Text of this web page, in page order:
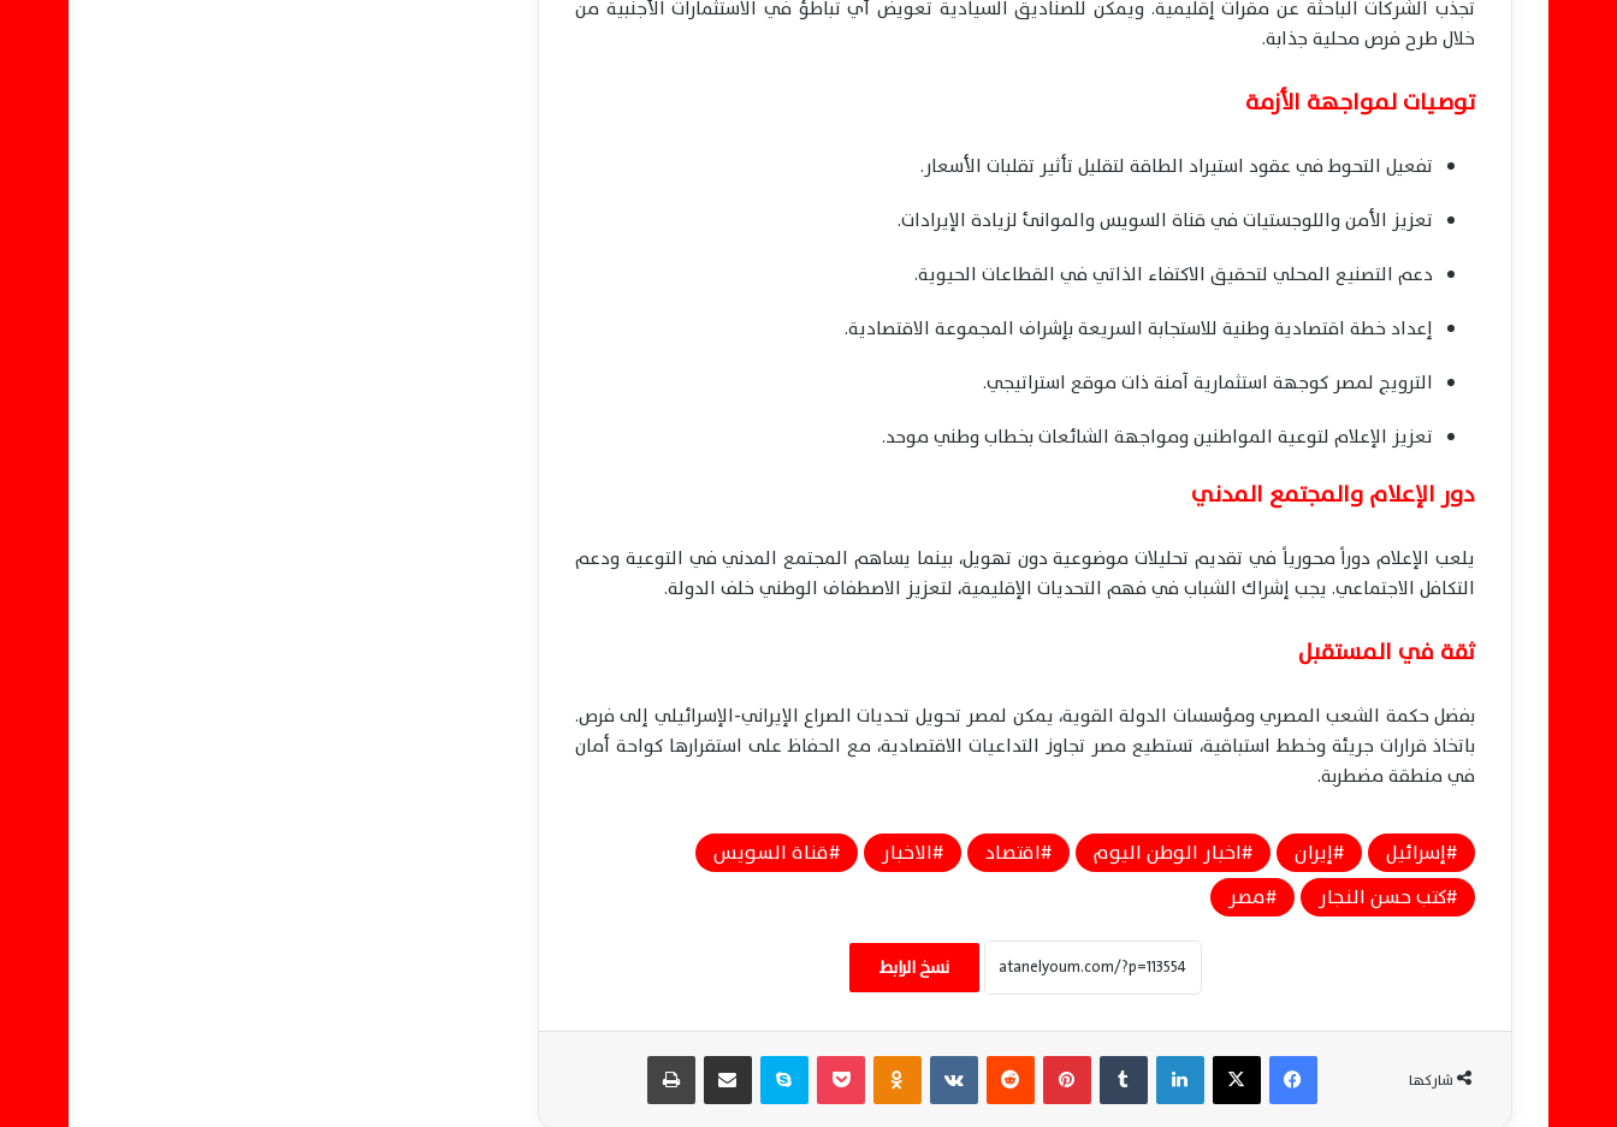
تجذب الشركات الباحثة عن مقرات إقليمية. ويمكن للصناديق السيادية تعويض أي تباطؤ في الاستثمارات الأجنبية من
خلال طرح فرص محلية جذابة.
توصيات لمواجهة الأزمة
تفعيل التحوط في عقود استيراد الطاقة لتقليل تأثير تقلبات الأسعار.
تعزيز الأمن واللوجستيات في قناة السويس والموانئ لزيادة الإيرادات.
دعم التصنيع المحلي لتحقيق الاكتفاء الذاتي في القطاعات الحيوية.
إعداد خطة اقتصادية وطنية للاستجابة السريعة بإشراف المجموعة الاقتصادية.
الترويج لمصر كوجهة استثمارية آمنة ذات موقع استراتيجي.
تعزيز الإعلام لتوعية المواطنين ومواجهة الشائعات بخطاب وطني موحد.
دور الإعلام والمجتمع المدني
يلعب الإعلام دوراً محورياً في تقديم تحليلات موضوعية دون تهويل، بينما يساهم المجتمع المدني في التوعية ودعم
التكافل الاجتماعي. يجب إشراك الشباب في فهم التحديات الإقليمية، لتعزيز الاصطفاف الوطني خلف الدولة.
ثقة في المستقبل
بفضل حكمة الشعب المصري ومؤسسات الدولة القوية، يمكن لمصر تحويل تحديات الصراع الإيراني-الإسرائيلي إلى فرص.
باتخاذ قرارات جريئة وخطط استباقية، تستطيع مصر تجاوز التداعيات الاقتصادية، مع الحفاظ على استقرارها كواحة أمان
في منطقة مضطربة.
إسرائيل إيران اخبار الوطن اليوم اقتصاد الاخبار
قناة السويس
كتب حسن النجار
مصر
نسخ الرابط
شاركها
فيسبوك ‫X لينكدإن بينتيريست ‏VKontakte سكايب مشاركة عبر البريد
بدء تطبيق منظومة الخصم المباشر للخبز
اليوم.. تعرف على السعر والحصة الرسمية
للمواطن
اليوم دون تغيير سعر الخبز المدعم للمواطنين